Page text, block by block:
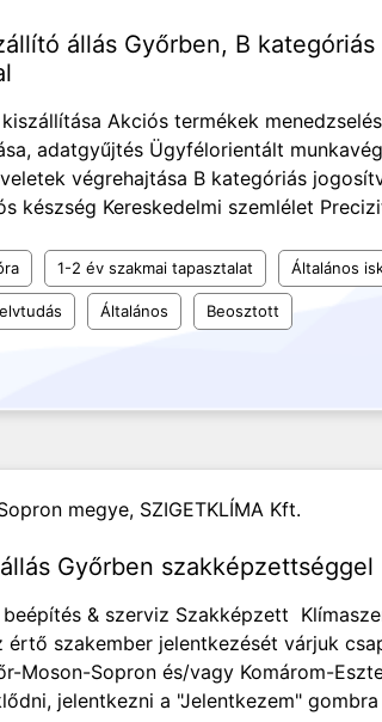
állás Győrben, B kategóriás
Akciós termékek
adatgyűjtés Ügyfélorientált
végrehajtása B kategóriás
készség Kereskedelmi szemlélet
1-2 év szakmai tapasztalat Általános
Általános Beosztott
megye, SZIGETKLÍMA Kft.
Győrben szakképzettséggel
& szerviz Szakképzett
értő szakember jelentkezését várjuk
Moson-Sopron és/vagy Komárom-
jelentkezni a "Jelentkezem"